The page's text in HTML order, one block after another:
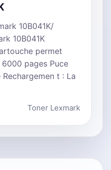
10B041K/
10B041K
permet
6000 pages Puce
t : La
Toner Lexmark